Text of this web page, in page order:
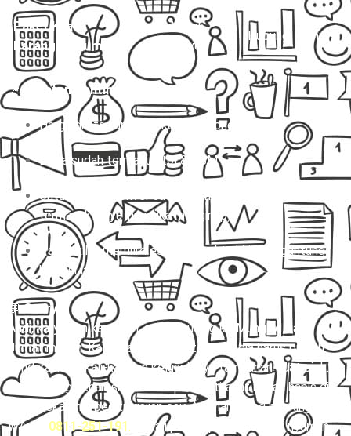
Paket Kilat
Barang/Dokumen
Mobil
Travel
Hubungi Kami
📌 Catatan Penting:
Harga di atas untuk sekali jalan (one way).
Biaya sudah termasuk tol & BBM.
Untuk charter, driver sudah termasuk, tapi belum
termasuk biaya inap (jika menginap).
Paket kilat memiliki estimasi waktu kirim tergantung
kondisi lalu lintas.
💬Story:
Andi, karyawan kantoran, sering pulang ke Mungkid tiap
Jumat malam. Kalau naik transport umum, dia harus pindah
kendaraan berkali-kali dan keluar biaya tambahan buat ojek.
Waktu yang seharusnya bisa dipakai istirahat malah habis di
jalan. Sekarang, begitu gajian cair, Andi langsung booking via
WA 👉
0811-251-191. Sekali pesan, perjalanan jadi nyaman